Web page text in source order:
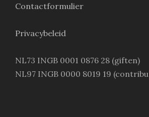
Contactformulier
Privacybeleid
NL73 INGB 0001 0876 28 (giften)
NL97 INGB 0000 8019 19